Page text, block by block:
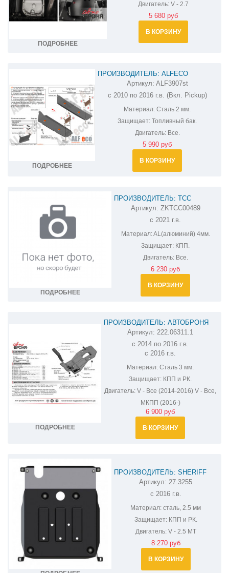
ПОДРОБНЕЕ
Двигатель:V - 2.7
5 680 руб
В КОРЗИНУ
ПОДРОБНЕЕ
ПРОИЗВОДИТЕЛЬ: ALFECO
ЗАЩИТА ТОПЛИВНЫХ БАКОВ УАЗ
ПАТРИОТ ALF3907ST
Артикул: ALF3907st
с 2010 по 2016 г.в. (Вкл. Pickup)
Материал: Сталь 2 мм.
Защищает: Топливный бак.
Двигатель:Все.
5 990 руб
В КОРЗИНУ
ПОДРОБНЕЕ
ПРОИЗВОДИТЕЛЬ: ТСС
ЗАЩИТА КПП УАЗ ПАТРИОТ
ZKTCC00489
Артикул: ZKTCC00489
с 2021 г.в.
Материал:AL(алюминий) 4мм.
Защищает: КПП.
Двигатель:Все.
6 230 руб
В КОРЗИНУ
ПОДРОБНЕЕ
ПРОИЗВОДИТЕЛЬ: АВТОБРОНЯ
ЗАЩИТА КПП И РК UAZ PATRIOT
222.06311.1
Артикул: 222.06311.1
с 2014 по 2016 г.в.
с 2016 г.в.
Материал: Сталь 3 мм.
Защищает: КПП и РК.
Двигатель: V - Все (2014-2016) V - Все,
МКПП (2016-)
6 900 руб
В КОРЗИНУ
ПРОИЗВОДИТЕЛЬ: SHERIFF
ЗАЩИТА КПП И РК УАЗ ПАТРИОТ
27.3255
Артикул: 27.3255
с 2016 г.в.
Материал: сталь, 2.5 мм
Защищает:КПП и РК.
Двигатель:V - 2.5 MT
8 270 руб
В КОРЗИНУ